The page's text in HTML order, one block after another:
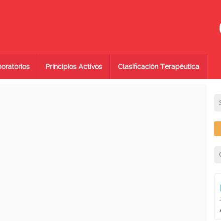
Principios Activos Clasificación Terapéutica